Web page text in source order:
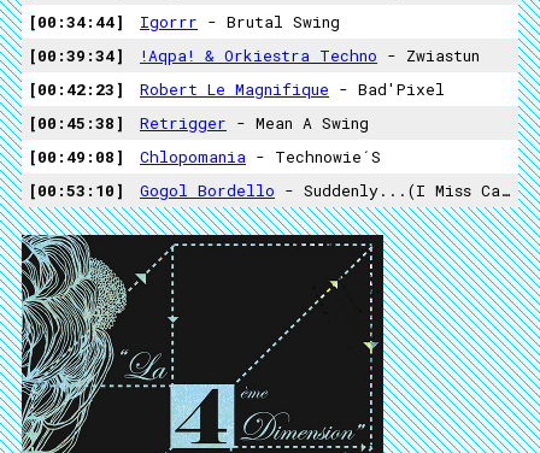
00:34:44
Igorrr - Brutal Swing
00:39:34
!aqpa! & Orkiestra Techno - Zwiastun
00:42:23
Robert Le Magnifique - Bad'Pixel
00:45:38
Retrigger - Mean A Swing
00:49:08
Chlopomania - Technowie´s
00:53:10
Gogol Bordello - Suddenly...(I Miss Carpaty)